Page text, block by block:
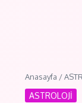
Anasayfa /
ASTROLOJİ